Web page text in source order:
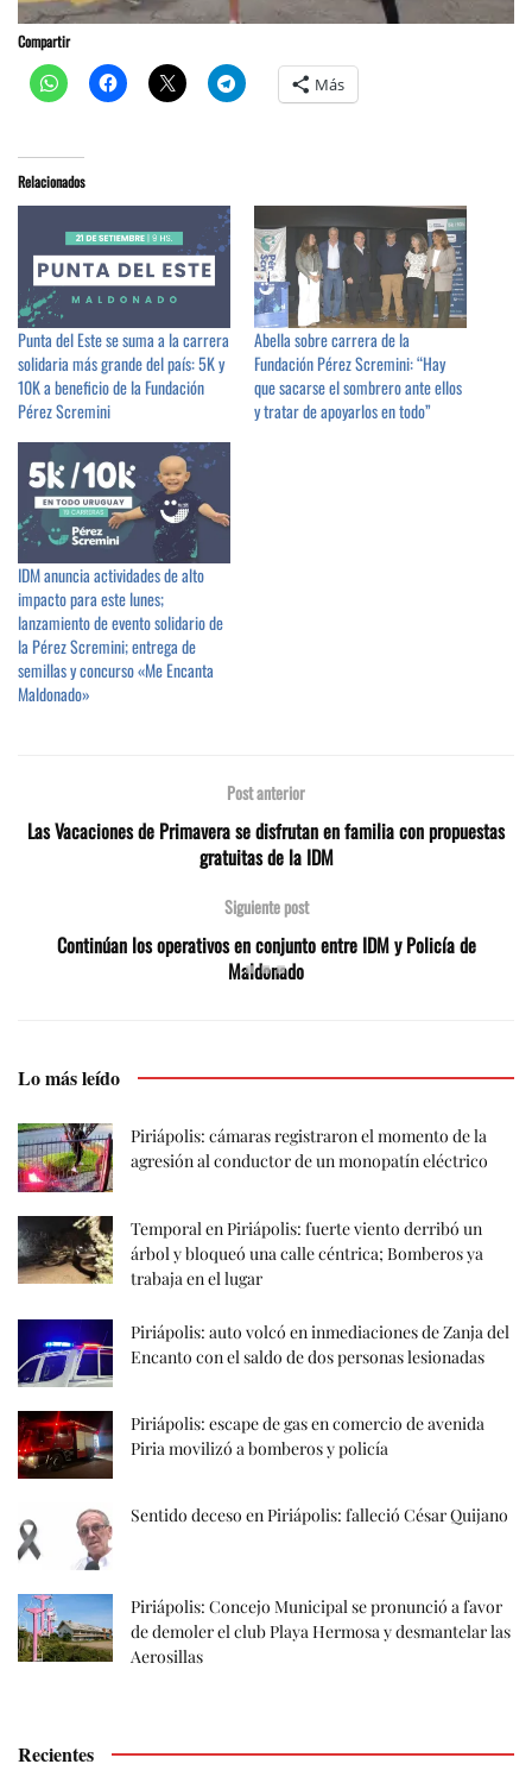
Compartir
Más
Relacionados
Punta del Este se suma a la carrera
solidaria más grande del país: 5K y
10K a beneficio de la Fundación
Pérez Scremini
Abella sobre carrera de la
Fundación Pérez Scremini: “Hay
que sacarse el sombrero ante ellos
y tratar de apoyarlos en todo”
IDM anuncia actividades de alto
impacto para este lunes;
lanzamiento de evento solidario de
la Pérez Scremini; entrega de
semillas y concurso «Me Encanta
Maldonado»
Post anterior
Las Vacaciones de Primavera se disfrutan en familia con propuestas
gratuitas de la IDM
Siguiente post
Continúan los operativos en conjunto entre IDM y Policía de
Maldonado
Lo más leído
Piriápolis: cámaras registraron el momento de la
agresión al conductor de un monopatín eléctrico
Temporal en Piriápolis: fuerte viento derribó un
árbol y bloqueó una calle céntrica; Bomberos ya
trabaja en el lugar
Piriápolis: auto volcó en inmediaciones de Zanja del
Encanto con el saldo de dos personas lesionadas
Piriápolis: escape de gas en comercio de avenida
Piria movilizó a bomberos y policía
Sentido deceso en Piriápolis: falleció César Quijano
Piriápolis: Concejo Municipal se pronunció a favor
de demoler el club Playa Hermosa y desmantelar las
Aerosillas
Recientes